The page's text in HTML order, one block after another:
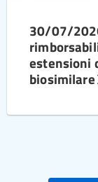
30/07/
estensioni
biosimilare